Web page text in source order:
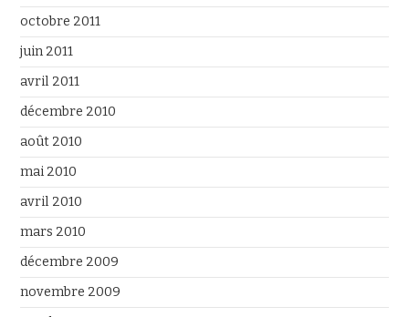
octobre 2011
juin 2011
avril 2011
décembre 2010
août 2010
mai 2010
avril 2010
mars 2010
décembre 2009
novembre 2009